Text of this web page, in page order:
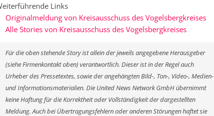
Links
Originalmeldung von Kreisausschuss des Vogelsbergkreises
Alle Stories von Kreisausschuss des Vogelsbergkreises
Für die oben stehende Story ist allein der jeweils angegebene Herausgeber
(siehe Firmenkontakt oben) verantwortlich. Dieser ist in der Regel auch
Urheber des Pressetextes, sowie der angehängten Bild-, Ton-, Video-, Medien-
und Informationsmaterialien. Die United News Network GmbH übernimmt
keine Haftung für die Korrektheit oder Vollständigkeit der dargestellten
Meldung. Auch bei Übertragungsfehlern oder anderen Störungen haftet sie